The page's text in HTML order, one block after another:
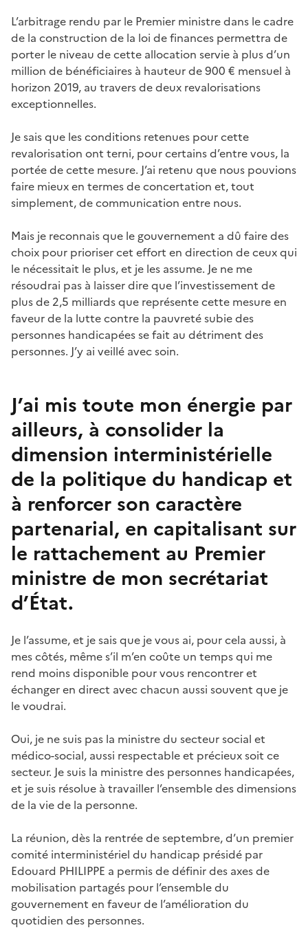
L’arbitrage rendu par le Premier ministre dans le cadre
de la construction de la loi de finances permettra de
porter le niveau de cette allocation servie à plus d’un
million de bénéficiaires à hauteur de 900 € mensuel à
horizon 2019, au travers de deux revalorisations
exceptionnelles.
Je sais que les conditions retenues pour cette
revalorisation ont terni, pour certains d’entre vous, la
portée de cette mesure. J’ai retenu que nous pouvions
faire mieux en termes de concertation et, tout
simplement, de communication entre nous.
Mais je reconnais que le gouvernement a dû faire des
choix pour prioriser cet effort en direction de ceux qui
le nécessitait le plus, et je les assume. Je ne me
résoudrai pas à laisser dire que l’investissement de
plus de 2,5 milliards que représente cette mesure en
faveur de la lutte contre la pauvreté subie des
personnes handicapées se fait au détriment des
personnes. J’y ai veillé avec soin.
J’ai mis toute mon énergie par
ailleurs, à consolider la
dimension interministérielle
de la politique du handicap et
à renforcer son caractère
partenarial, en capitalisant sur
le rattachement au Premier
ministre de mon secrétariat
d’État.
Je l’assume, et je sais que je vous ai, pour cela aussi, à
mes côtés, même s’il m’en coûte un temps qui me
rend moins disponible pour vous rencontrer et
échanger en direct avec chacun aussi souvent que je
le voudrai.
Oui, je ne suis pas la ministre du secteur social et
médico-social, aussi respectable et précieux soit ce
secteur. Je suis la ministre des personnes handicapées,
et je suis résolue à travailler l’ensemble des dimensions
de la vie de la personne.
La réunion, dès la rentrée de septembre, d’un premier
comité interministériel du handicap présidé par
Edouard PHILIPPE a permis de définir des axes de
mobilisation partagés pour l’ensemble du
gouvernement en faveur de l’amélioration du
quotidien des personnes.